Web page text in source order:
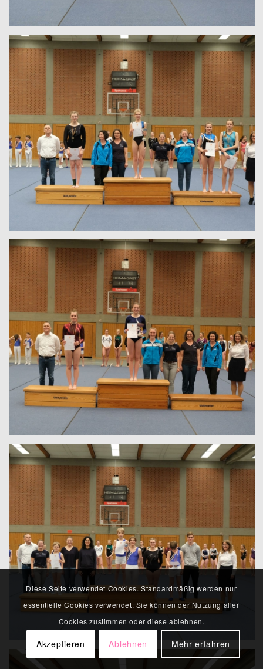
Diese Seite verwendet Cookies. Standardmäßig werden nur
essentielle Cookies verwendet. Sie können der Nutzung aller
Cookies zustimmen oder diese ablehnen.
Akzeptieren Ablehnen Mehr erfahren